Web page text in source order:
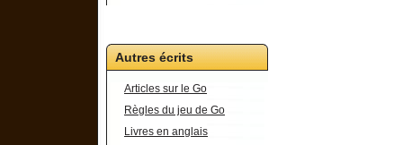
Autres écrits
Articles sur le Go
Règles du jeu de Go
Livres en anglais